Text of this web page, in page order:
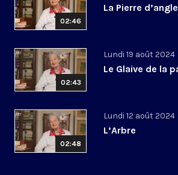
02:46
La Pierre d’angle
02:43
Lundi 19 août 2024
Le Glaive de la
02:48
Lundi 12 août 2024
L’Arbre